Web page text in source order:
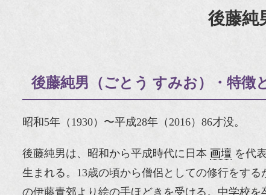
後藤純
後藤純男（ごとう すみお）・特徴
昭和5年（1930）〜平成28年（2016）86才没。
後藤純男は、昭和から平成時代に日本 画壇 を代
生まれる。13歳の頃から僧侶としての修行をす
の伊藤青郊より絵の手ほどきを受ける。中学校を